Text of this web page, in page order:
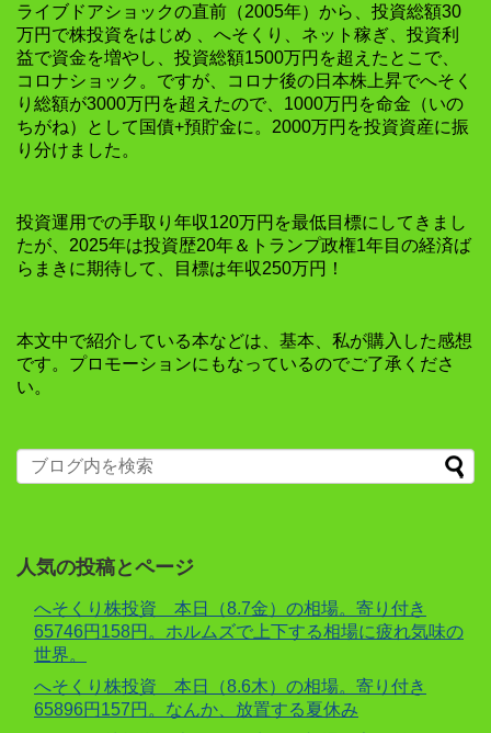
ライブドアショックの直前（2005年）から、投資総額30
万円で株投資をはじめ 、へそくり、ネット稼ぎ、投資利
益で資金を増やし、投資総額1500万円を超えたとこで、
コロナショック。ですが、コロナ後の日本株上昇でへそく
り総額が3000万円を超えたので、1000万円を命金（いの
ちがね）として国債+預貯金に。2000万円を投資資産に振
り分けました。
投資運用での手取り年収120万円を最低目標にしてきまし
たが、2025年は投資歴20年＆トランプ政権1年目の経済ば
らまきに期待して、目標は年収250万円！
本文中で紹介している本などは、基本、私が購入した感想
です。プロモーションにもなっているのでご了承くださ
い。
人気の投稿とページ
へそくり株投資 本日（8.7金）の相場。寄り付き
65746円158円。ホルムズで上下する相場に疲れ気味の
世界。
へそくり株投資 本日（8.6木）の相場。寄り付き
65896円157円。なんか、放置する夏休み